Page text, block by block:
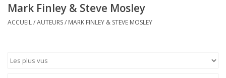
Mark Finley & Steve Mosley
ACCUEIL/AUTEURS/ MARK FINLEY & STEVE MOSLEY